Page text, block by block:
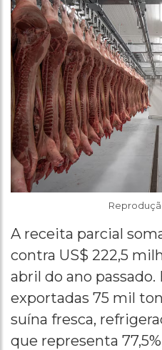
A receita parcial
contra US$ 222,5
abril do ano
exportadas 75 mil
suína fresca,
que representa